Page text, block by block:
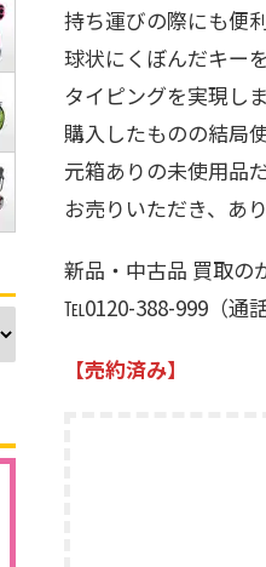
持ち運びの際にも便利
球状にくぼんだキー
タイピングを実現しま
購入したものの結局
元箱ありの未使用品
お売りいただき、あ
新品・中古品 買取の
℡0120-388-999（通話
【売約済み】